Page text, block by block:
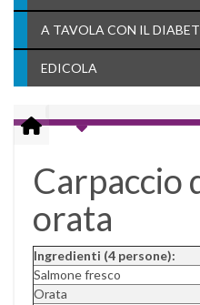
A TAVOLA CON IL
EDICOLA
Carpaccio
orata
Ingredienti (4 persone):
Salmone fresco
Orata